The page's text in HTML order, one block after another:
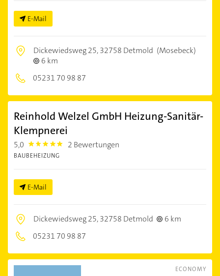
E-Mail
Dickewiedsweg 25,32758 Detmold (Mosebeck)
6 km
05231 70 98 87
Reinhold Welzel GmbH Heizung-Sanitär-
Klempnerei
5,0 5.0 2 Bewertungen
BAUBEHEIZUNG
E-Mail
Dickewiedsweg 25,32758 Detmold
6 km
05231 70 98 87
ECONOMY